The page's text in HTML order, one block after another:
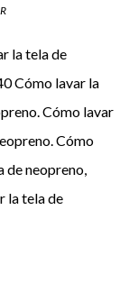
la tela de
Cómo lavar la
Cómo lavar
Cómo
de neopreno,
la tela de